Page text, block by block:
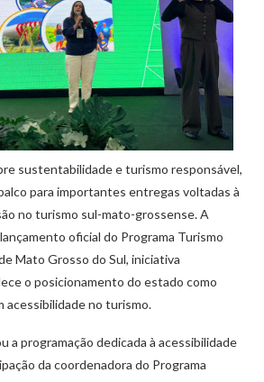
sustentabilidade e turismo responsável,
para importantes entregas voltadas à
no turismo sul-mato-grossense. A
oficial do Programa Turismo
Mato Grosso do Sul, iniciativa
o posicionamento do estado como
acessibilidade no turismo.
a programação dedicada à acessibilidade
da coordenadora do Programa